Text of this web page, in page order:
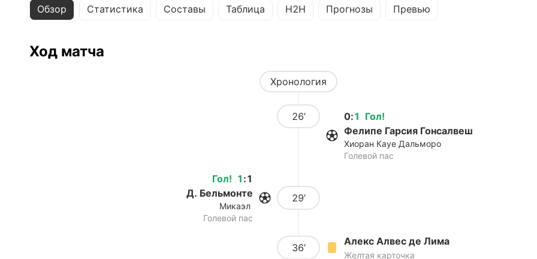
Обзор Статистика Составы Таблица H2H Прогнозы Превью
Ход матча
Хронология
26’ Гол!
0:1
Фелипе Гарсия Гонсалвеш
Хиоран Кауе Дальморо
Голевой пас
Гол! 1 :1
Д. Бельмонте
Микаэл
Голевой пас
29’
36’
Алекс Алвес де Лима
Желтая карточка